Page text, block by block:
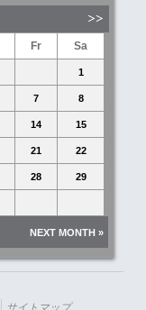
Fr Sa
1
7 8
14 15
21 22
28 29
NEXT MONTH »
サイトマップ